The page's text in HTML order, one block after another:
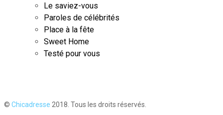
Le saviez-vous
Paroles de célébrités
Place à la fête
Sweet Home
Testé pour vous
© Chicadresse 2018. Tous les droits réservés.